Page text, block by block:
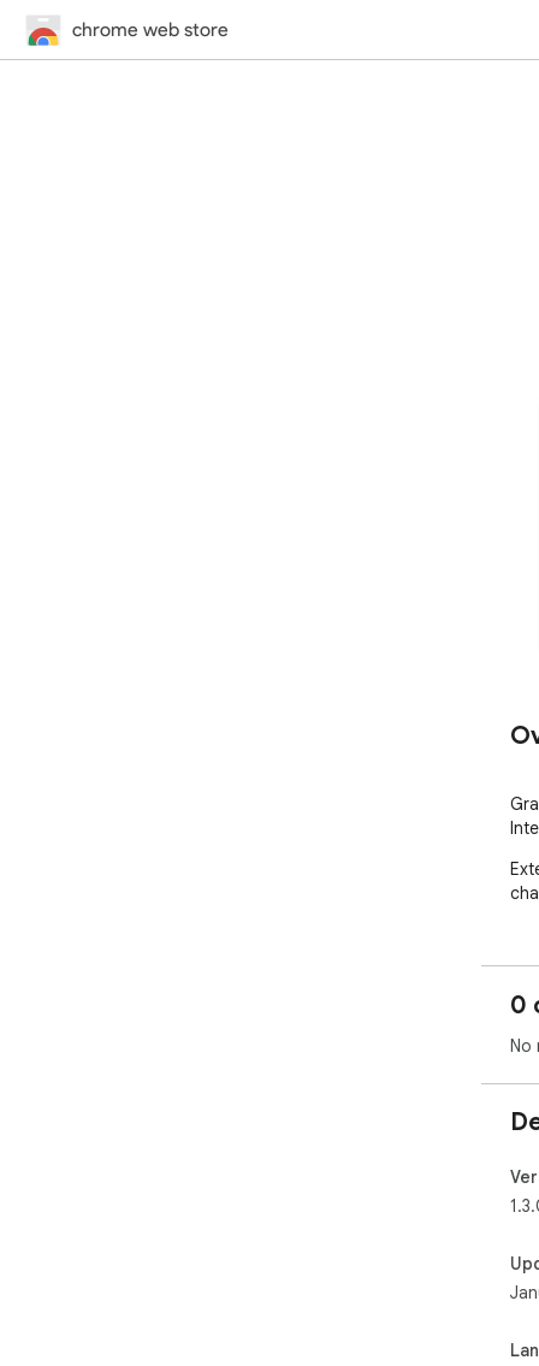
chrome web store
0
No